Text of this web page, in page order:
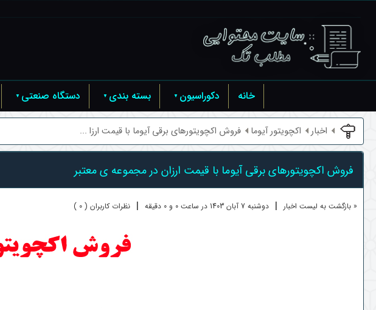
خانه دکوراسیون بسته بندی دستگاه صنعتی
اخبار اکچویتور آیوما فروش اکچویتورهای برقی آیوما با قیمت ارزا ...
فروش اکچویتورهای برقی آیوما با قیمت ارزان در مجموعه ی معتبر
« بازگشت به لیست اخبار | دوشنبه 7 آبان 1403 در ساعت 0 و 0 دقیقه | نظرات کاربران ( 0 )